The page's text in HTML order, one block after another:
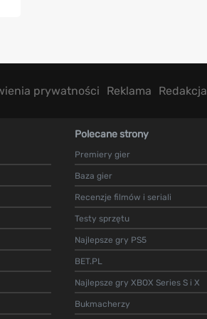
prywatności Reklama Redakcja
Polecane strony
Premiery gier
Baza gier
Recenzje filmów i seriali
Testy sprzętu
Najlepsze gry PS5
BET.PL
Najlepsze gry XBOX Series S i X
Bukmacherzy